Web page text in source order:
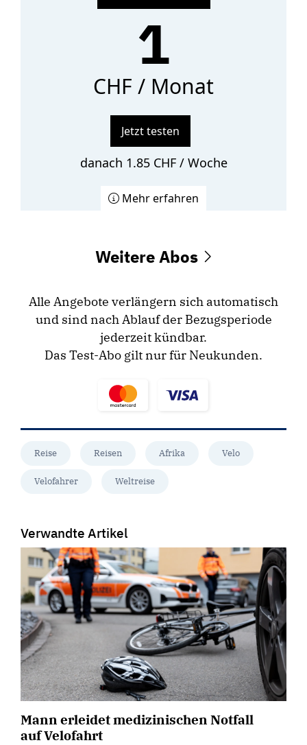
1
CHF / Monat
Jetzt testen
danach 1.85 CHF / Woche
Mehr erfahren
Weitere Abos
Alle Angebote verlängern sich automatisch
und sind nach Ablauf der Bezugsperiode
jederzeit kündbar.
Das Test-Abo gilt nur für Neukunden.
Reise Reisen Afrika Velo
Velofahrer Weltreise
Verwandte Artikel
Mann erleidet medizinischen Notfall
auf Velofahrt